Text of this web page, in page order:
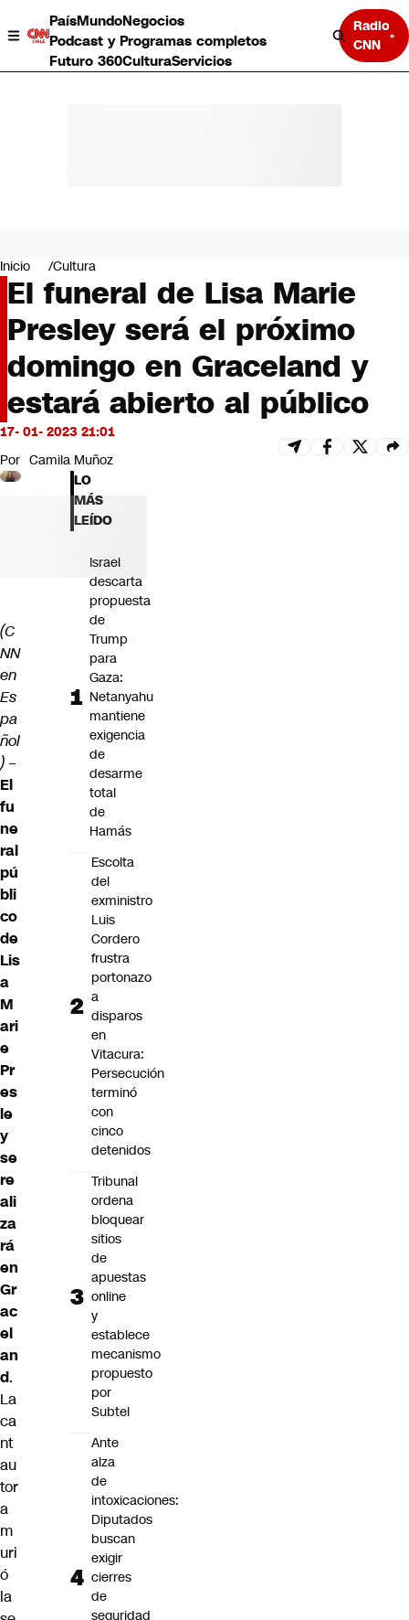
PaísMundoNegocios
Podcast y Programas completos
Futuro 360CulturaServicios
Radio
CNN
Negocios
Deportes
Programas completos
Cultura
Servicios
Bits
CNN tiempo
Futuro 360
Inicio Cultura
El funeral de Lisa Marie
Presley será el próximo
domingo en Graceland y
estará abierto al público
17- 01- 2023 21:01
Por Camila Muñoz
(C
NN
en
Es
pa
ñol
) –
El
fu
ne
ral
pú
bli
co
de
Lis
a
M
ari
e
Pr
es
le
y
se
re
ali
za
rá
en
Gr
ac
el
an
d.
La
ca
nt
au
tor
a
m
uri
ó
la
LO
MÁS
LEÍDO
Israel
descarta
propuesta
de
Trump
para
Gaza:
Netanyahu
mantiene
exigencia
de
desarme
total
de
Hamás
Escolta
del
exministro
Luis
Cordero
frustra
portonazo
a
disparos
en
Vitacura:
Persecución
terminó
con
cinco
detenidos
Tribunal
ordena
bloquear
sitios
de
apuestas
online
y
establece
mecanismo
propuesto
por
Subtel
Ante
alza
de
intoxicaciones:
Diputados
buscan
exigir
cierres
de
seguridad